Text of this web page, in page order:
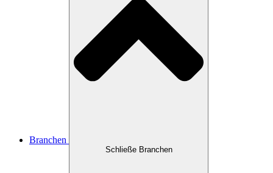
Branchen
Schließe Branchen